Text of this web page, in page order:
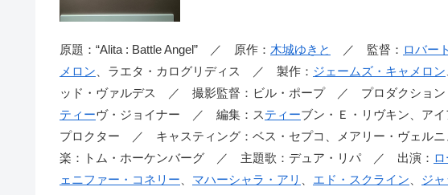
原題：“Alita : Battle Angel” ／ 原作： 木城ゆきと ／ 監督： ロバー
メロン 、ラエタ・カログリディス ／ 製作： ジェームズ・キャメロン
ッド・ヴァルデス ／ 撮影監督：ビル・ポープ ／ プロダクション
ティーヴ・ジョイナー ／ 編集：スティーブン・Ｅ・リヴキン、ア
プロクター ／ キャスティング：ベス・セプコ、メアリー・ヴェル
楽：トム・ホーケンバーグ ／ 主題歌：デュア・リパ ／ 出演：
ェニファー・コネリー
マハーシャラ・アリ エド・スクライン ジ